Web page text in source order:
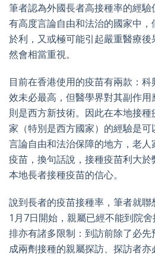
筆者認為外國長者高接種率的經
有高度言論自由和法治的國家中
於利，又或極可能引起嚴重醫療
然會相當重視。
目前在香港使用的疫苗有兩款：
效未必最高，但醫學界對其副作
則是西方新技術。因此在本地接
家（特別是西方國家）的經驗是
言論自由和法治保障的地方，老
疫苗，換句話說，接種疫苗利大
本地長者接種疫苗的信心。
說到長者的疫苗接種率，筆者就
1月7日開始，親屬已經不能到院
排亦有諸多限制：到訪前除了必
成兩劑接種的親屬探訪、探訪者